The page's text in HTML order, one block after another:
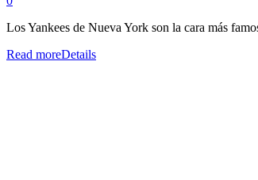
Los Yankees de Nueva York son la cara más
Read moreDetails